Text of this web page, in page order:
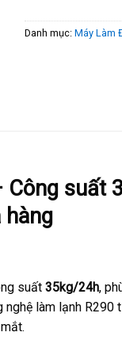
Danh mục: Máy Làm
Công suất
hàng
suất 35kg/24h,
nghệ làm lạnh R290